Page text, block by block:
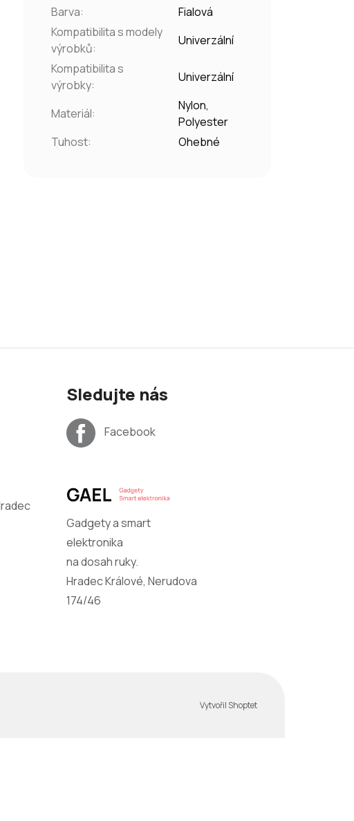
Barva:
Fialová
Kompatibilita s modely
výrobků:
Univerzální
Kompatibilita s
výrobky:
Univerzální
Materiál:
Nylon,
Polyester
Tuhost: Ohebné
Sledujte nás
Facebook
Gadgety a smart
elektronika
na dosah ruky.
Hradec Králové, Nerudova
174/46
Vytvořil Shoptet